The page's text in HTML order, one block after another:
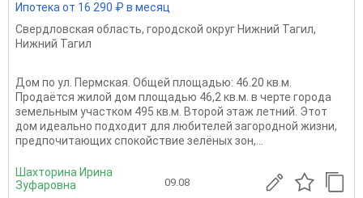
Ипотека от 16 290 ₽ в месяц
Свердловская область, городской округ Нижний Тагил,
Нижний Тагил
Дом по ул. Пермская. Общей площадью: 46.20 кв.м.
Продаётся жилой дом площадью 46,2 кв.м. в черте города
земельным участком 495 кв.м. Второй этаж летний. Этот
дом идеально подходит для любителей загородной жизни,
предпочитающих спокойствие зелёных зон,...
Шахторина Ирина
Зуфаровна
09.08